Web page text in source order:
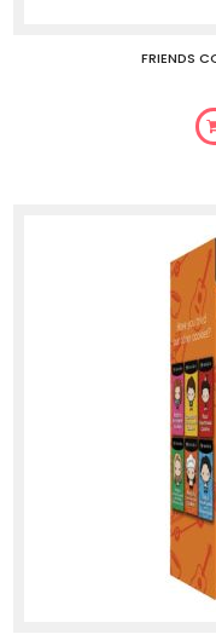
FRIENDS